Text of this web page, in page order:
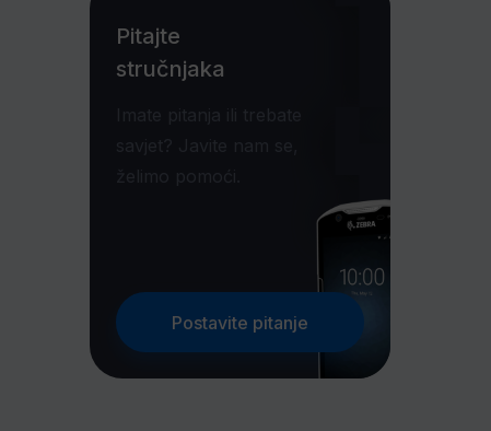
Pitajte
stručnjaka
Postavite pitanje